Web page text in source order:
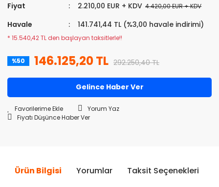
Fiyat
2.210,00 EUR + KDV 4.420,00 EUR + KDV
Havale 141.741,44 TL (%3,00 havale indirimi)
* 15.540,42 TL den başlayan taksitlerle!!
%50 146.125,20 TL 292.250,40 TL
Gelince Haber Ver
Yorum Yaz
Fiyatı Düşünce Haber Ver
Ürün Bilgisi Yorumlar Taksit Seçenekleri